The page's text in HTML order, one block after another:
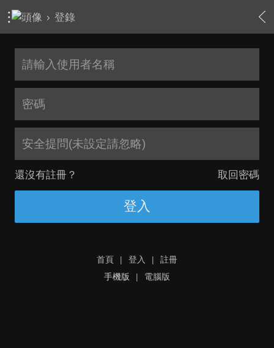
› 登錄
安全提問(未設定請忽略)
還沒有註冊？ 取回密碼
登入
首頁 | 登入 |
註冊
手機版
| 電腦版